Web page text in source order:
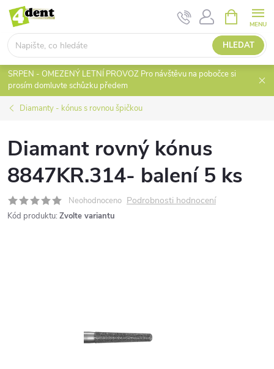
Přejít
obsah
HLEDAT
NÁKUPNÍ
KOŠÍK
SRPEN - OMEZENÝ LETNÍ PROVOZ Pro návštěvu na pobočce si
prosím domluvte schůzku předem
Diamanty - kónus s rovnou špičkou
Diamant rovný kónus
8847KR.314- balení 5 ks
Neohodnoceno Podrobnosti hodnocení
Kód produktu: Zvolte variantu